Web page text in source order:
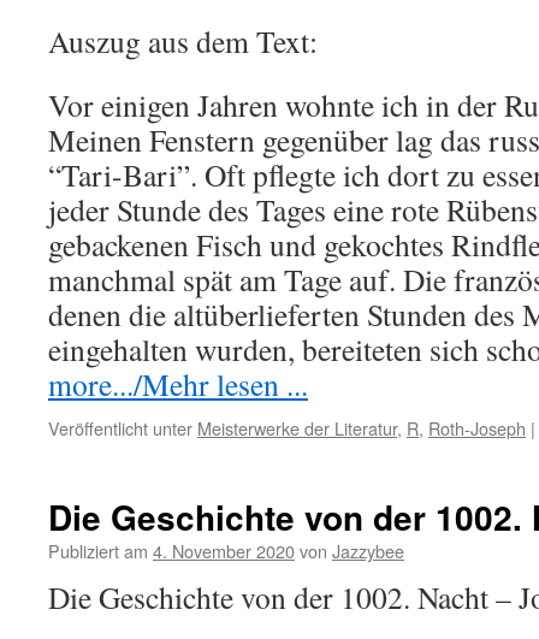
Auszug aus dem Text:
Vor einigen Jahren wohnte ich in der
Meinen Fenstern gegenüber lag das
“Tari-Bari”. Oft pflegte ich dort zu
jeder Stunde des Tages eine rote
gebackenen Fisch und gekochtes
manchmal spät am Tage auf. Die
denen die altüberlieferten Stunden des
eingehalten wurden, bereiteten sich
more.../Mehr lesen ...
Veröffentlicht unter Meisterwerke der Literatur, R, Roth-Joseph |
Die Geschichte von der 1002.
Publiziert am 4. November 2020von Jazzybee
Die Geschichte von der 1002. Nacht –